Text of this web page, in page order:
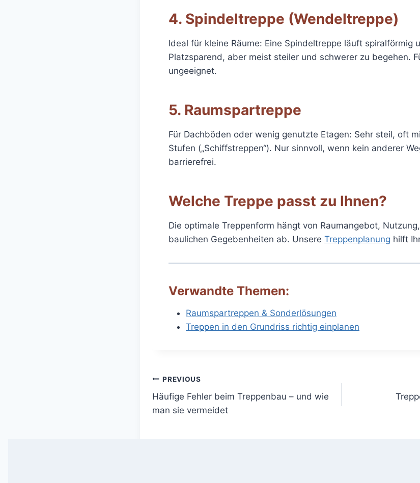
4. Spindeltreppe (Wendeltreppe)
Ideal für kleine Räume: Eine Spindeltreppe läuft spiralförmig
Platzsparend, aber meist steiler und schwerer zu begehen.
ungeeignet.
5. Raumspartreppe
Für Dachböden oder wenig genutzte Etagen: Sehr steil, oft
Stufen („Schiffstreppen“). Nur sinnvoll, wenn kein anderer
barrierefrei.
Welche Treppe passt zu Ihnen?
Die optimale Treppenform hängt von Raumangebot,
baulichen Gegebenheiten ab. Unsere Treppenplanung hilft
Verwandte Themen:
Raumspartreppen & Sonderlösungen
Treppen in den Grundriss richtig einplanen
Post
navigation
PREVIOUS
Häufige Fehler beim Treppenbau – und wie
man sie vermeidet